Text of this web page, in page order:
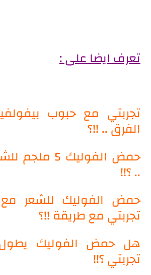
تعرف ايضا على :
تجربتي مع حبوب
الفرق .. !!؟
حمض الفوليك 5
.. ؟!!
حمض الفوليك للشعر مع
تجربتي مع طريقة !!؟
هل حمض الفوليك
تجربتي ؟!!